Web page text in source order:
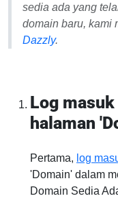
sedia ada yang
domain baru, kami
Dazzly.
Log
halaman
Pertama, log
'Domain' dalam
Domain Sedia